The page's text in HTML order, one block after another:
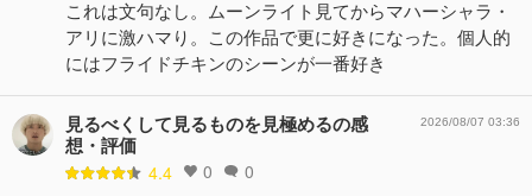
これは文句なし。ムーンライト見てからマハーシャラ・
アリに激ハマり。この作品で更に好きになった。個人的
にはフライドチキンのシーンが一番好き
見るべくして見るものを見極めるの感
想・評価
4.4 0 0
2026/08/07 03:36